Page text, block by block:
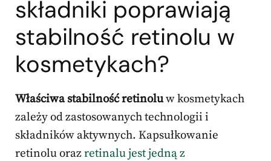
składniki poprawiają
stabilność retinolu w
kosmetykach?
Właściwa stabilność retinoluw kosmetykach
zależy od zastosowanych technologii i
składników aktywnych. Kapsułkowanie
retinolu orazretinalu jest jedną z